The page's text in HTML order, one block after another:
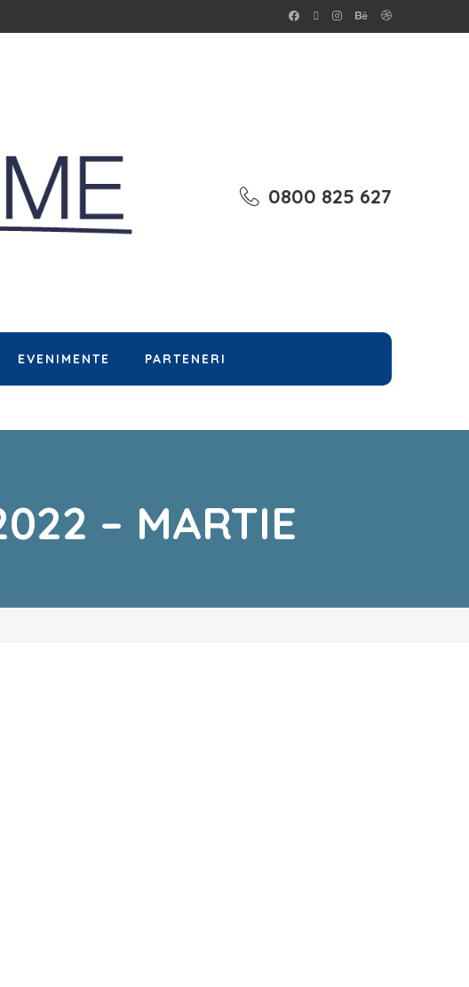
0800 825 627
EVENIMENTE PARTENERI
– MARTIE